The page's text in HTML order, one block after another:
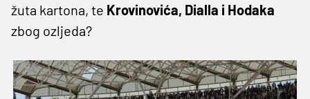
žuta kartona, te Krovinovića, Dialla i Hodaka
zbog ozljeda?